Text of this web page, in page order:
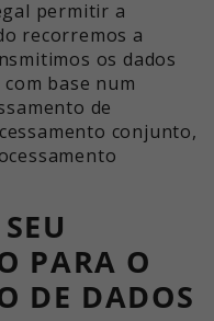
permitir a
recorremos a
os dados
base num
de
conjunto,
PARA O
DE DADOS